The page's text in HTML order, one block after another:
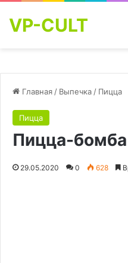
VP-CULT
Главная / Выпечка / Пицца
Пицца
Пицца-бомба
29.05.2020 0 628